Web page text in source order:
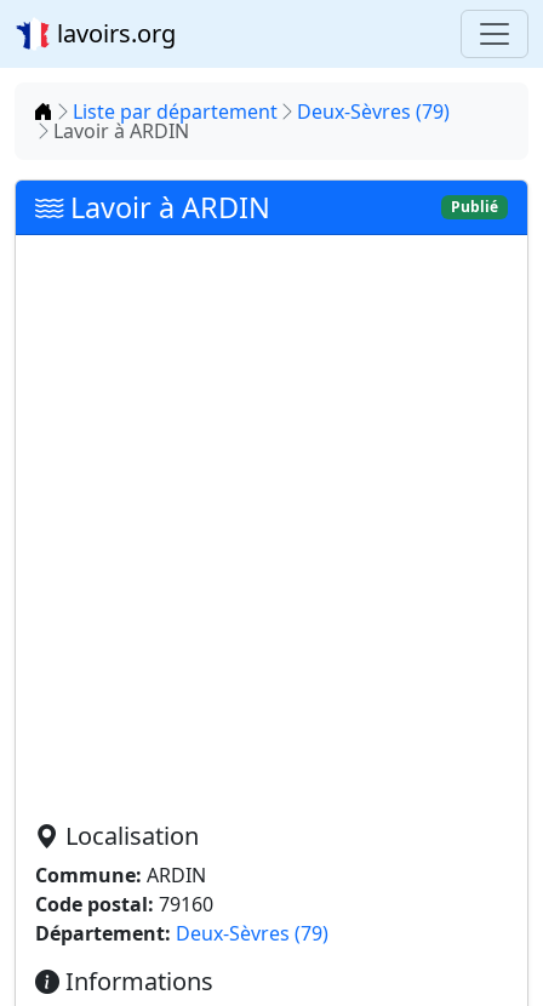
lavoirs.org
Accueil
Liste par département Deux-Sèvres (79)
Lavoir à ARDIN
Lavoir à ARDIN Publié
Localisation
Commune: ARDIN
Code postal: 79160
Département: Deux-Sèvres (79)
Informations